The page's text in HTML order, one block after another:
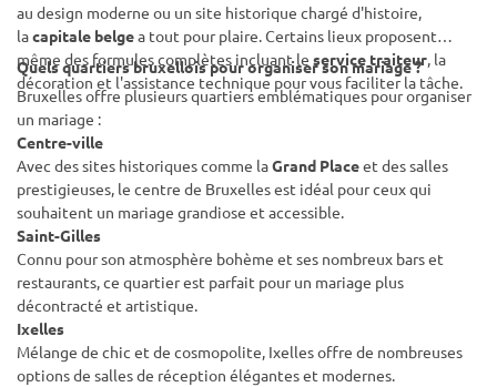
au design moderne ou un site historique chargé d'histoire,
lacapitale belgea tout pour plaire. Certains lieux proposent
même des formules complètes incluant le service traiteur, la
décoration et l'assistance technique pour vous faciliter la tâche.
Quels quartiers bruxellois pour organiser son mariage ?
Bruxelles offre plusieurs quartiers emblématiques pour organiser
un mariage :
Centre-ville
Avec des sites historiques comme laGrand Placeet des salles
prestigieuses, le centre de Bruxelles est idéal pour ceux qui
souhaitent un mariage grandiose et accessible.
Saint-Gilles
Connu pour son atmosphère bohème et ses nombreux bars et
restaurants, ce quartier est parfait pour un mariage plus
décontracté et artistique.
Ixelles
Mélange de chic et de cosmopolite, Ixelles offre de nombreuses
options de salles de réception élégantes et modernes.